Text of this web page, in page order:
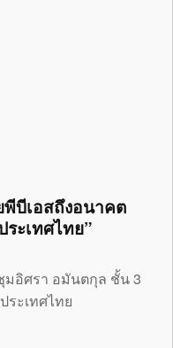
บีเอสถึงอนาคต
ะเทศไทย”
อิศรา อมันตกุล ชั้น 3
ะเทศไทย